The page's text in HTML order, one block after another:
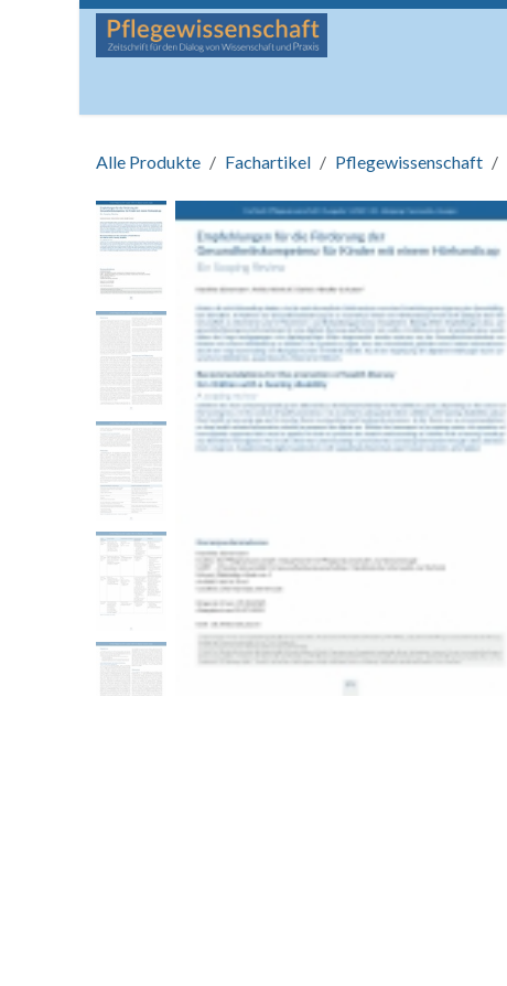
Zum Inhalt springen
Alle Produkte Fachartikel Pflegewissenschaft